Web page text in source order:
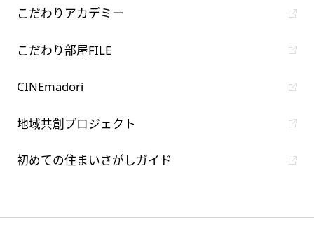
こだわりアカデミー
こだわり部屋FILE
CINEmadori
地域共創プロジェクト
初めての住まいさがしガイド